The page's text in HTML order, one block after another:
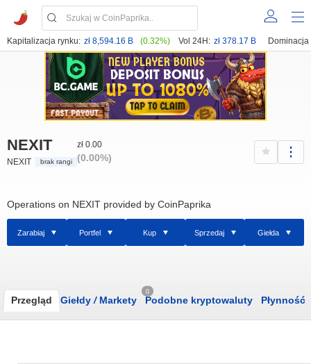
Kapitalizacja rynku: zł 8,594.16 B (0.32%) Vol 24H: zł 378.17 B Dominacja
NEXIT
NEXIT brak rangi
zł 0.00
(0.00%)
Operations on NEXIT provided by CoinPaprika
Zarabiaj Portfel Kup Sprzedaj Giełda
Przegląd Giełdy /Markety
0
Podobne kryptowaluty Płynność